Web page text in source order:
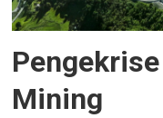
Mining